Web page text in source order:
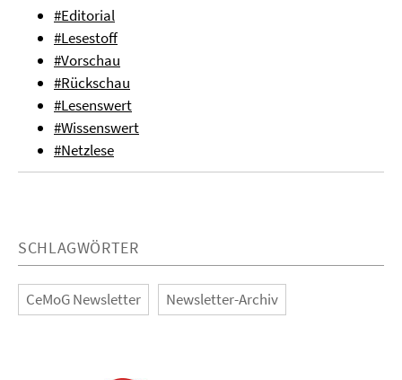
#Editorial
#Lesestoff
#Vorschau
#Rückschau
#Lesenswert
#Wissenswert
#Netzlese
SCHLAGWÖRTER
CeMoG Newsletter Newsletter-Archiv